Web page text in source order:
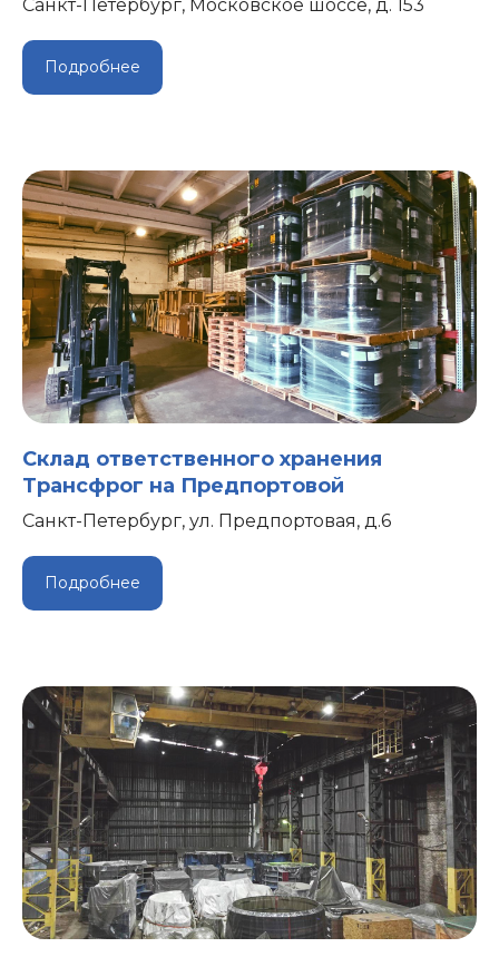
Санкт-Петербург, Московское шоссе, д. 153
Подробнее
Склад ответственного хранения
Трансфрог на Предпортовой
Санкт-Петербург, ул. Предпортовая, д.6
Подробнее